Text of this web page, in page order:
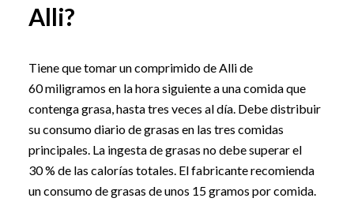
Alli?
Tiene que tomar un comprimido de Alli de
60 miligramos en la hora siguiente a una comida que
contenga grasa, hasta tres veces al día. Debe distribuir
su consumo diario de grasas en las tres comidas
principales. La ingesta de grasas no debe superar el
30 % de las calorías totales. El fabricante recomienda
un consumo de grasas de unos 15 gramos por comida.